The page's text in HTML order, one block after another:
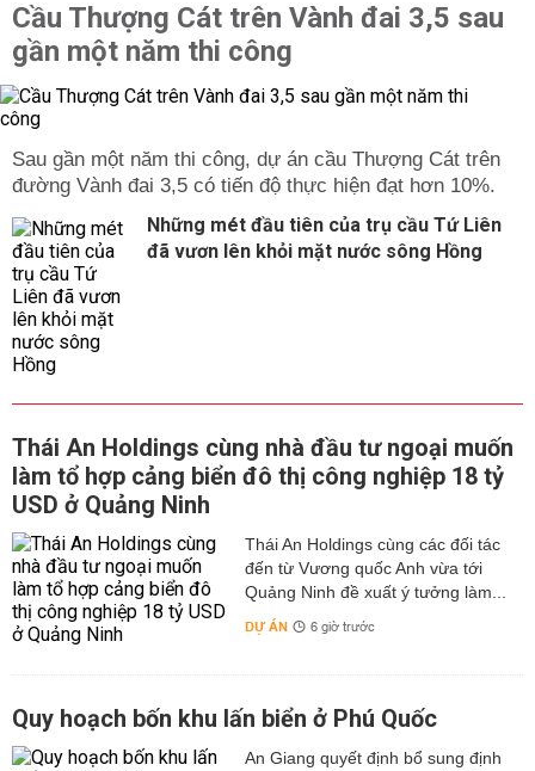
Cầu Thượng Cát trên Vành đai 3,5 sau
gần một năm thi công
Sau gần một năm thi công, dự án cầu Thượng Cát trên
đường Vành đai 3,5 có tiến độ thực hiện đạt hơn 10%.
Những mét đầu tiên của trụ cầu Tứ Liên
đã vươn lên khỏi mặt nước sông Hồng
Thái An Holdings cùng nhà đầu tư ngoại muốn
làm tổ hợp cảng biển đô thị công nghiệp 18 tỷ
USD ở Quảng Ninh
Thái An Holdings cùng các đối tác
đến từ Vương quốc Anh vừa tới
Quảng Ninh đề xuất ý tưởng làm...
DỰ ÁN 6 giờ trước
Quy hoạch bốn khu lấn biển ở Phú Quốc
An Giang quyết định bổ sung định